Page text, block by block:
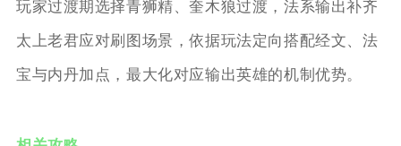
玩家过渡期选择青狮精、奎木狼过渡，法系输出补齐
太上老君应对刷图场景，依据玩法定向搭配经文、法
宝与内丹加点，最大化对应输出英雄的机制优势。